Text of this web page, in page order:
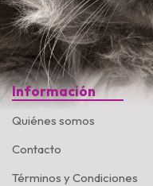
Información
Quiénes somos
Contacto
Términos y Condiciones